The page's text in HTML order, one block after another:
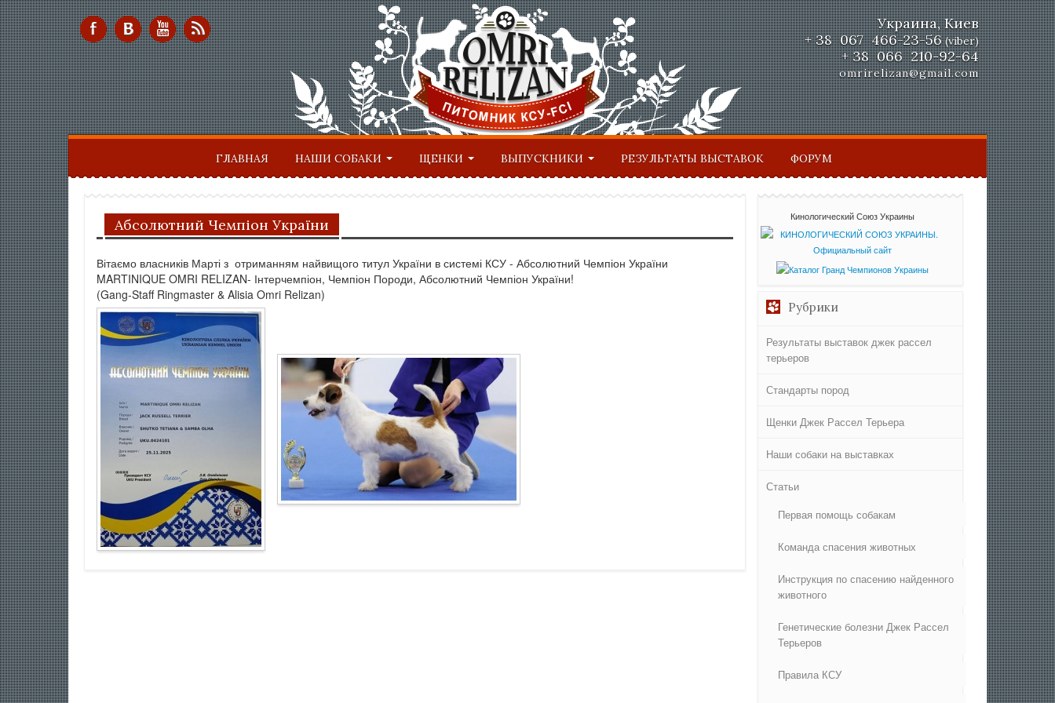
Украина, Киев
+ 38 067 466-23-56(viber)
+ 38 066 210-92-64
omrirelizan@gmail.com
ГЛАВНАЯ НАШИ СОБАКИ ЩЕНКИ ВЫПУСКНИКИ РЕЗУЛЬТАТЫ ВЫСТАВОК ФОРУМ
Абсолютний Чемпіон України
Вітаємо власників Марті з отриманням найвищого титул України в системі КСУ - Абсолютний Чемпіон України
MARTINIQUE OMRI RELIZAN- Інтерчемпіон, Чемпіон Породи, Абсолютний Чемпіон України!
(Gang-Staff Ringmaster & Alisia Omri Relizan)
Кинологический Союз Украины
Рубрики
Результаты выставок джек рассел
терьеров
Стандарты пород
Щенки Джек Рассел Терьера
Наши собаки на выставках
Статьи
Первая помощь собакам
Команда спасения животных
Инструкция по спасению найденного
животного
Генетические болезни Джек Рассел
Терьеров
Правила КСУ